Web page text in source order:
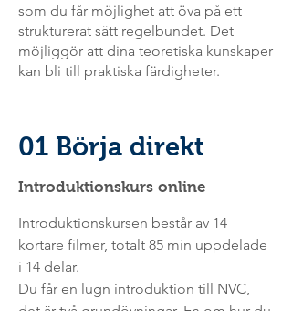
som du får möjlighet att öva på ett
strukturerat sätt regelbundet. Det
möjliggör att dina teoretiska kunskaper
kan bli till praktiska färdigheter.
01 Börja direkt
Introduktionskurs online
Introduktionskursen består av 14
kortare filmer, totalt 85 min uppdelade
i 14 delar.
Du får en lugn introduktion till NVC,